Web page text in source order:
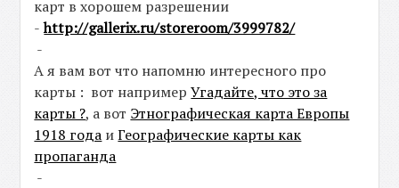
карт в хорошем разрешении
- http://gallerix.ru/storeroom/3999782/
-
А я вам вот что напомню интересного про
карты : вот напримерУгадайте, что это за
карты ?, а вот Этнографическая карта Европы
1918 года иГеографические карты как
пропаганда
-